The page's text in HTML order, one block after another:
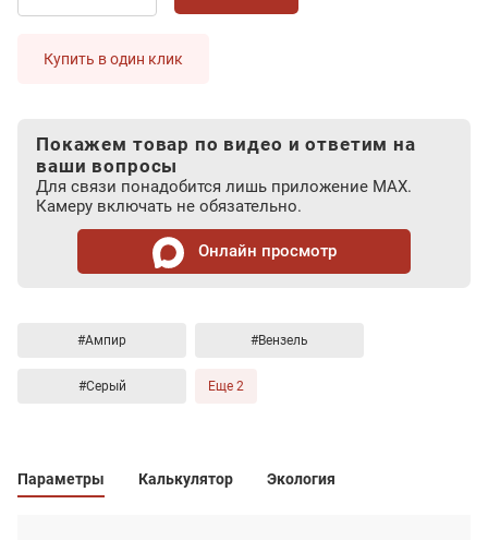
Купить в один клик
Покажем товар по видео и ответим на
ваши вопросы
Для связи понадобится лишь приложение MAX.
Камеру включать не обязательно.
Онлайн просмотр
#Ампир #Вензель
#Серый Еще 2
Параметры Калькулятор Экология